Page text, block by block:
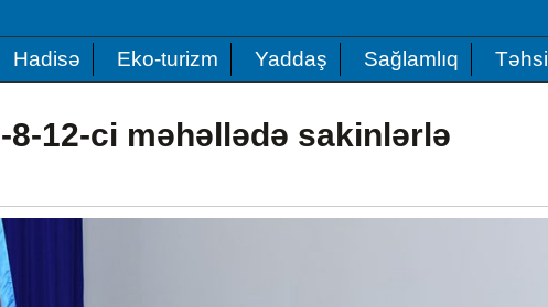
Hadisə Eko-turizm Yaddaş Sağlamlıq Təhsil
8-12-ci məhəllədə sakinlərlə